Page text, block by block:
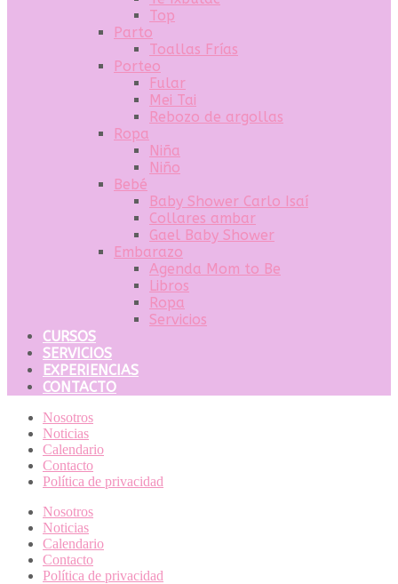
Top
Parto
Toallas Frías
Porteo
Fular
Mei Tai
Rebozo de argollas
Ropa
Niña
Niño
Bebé
Baby Shower Carlo Isaí
Collares ambar
Gael Baby Shower
Embarazo
Agenda Mom to Be
Libros
Ropa
Servicios
CURSOS
SERVICIOS
EXPERIENCIAS
CONTACTO
Nosotros
Noticias
Calendario
Contacto
Política de privacidad
Nosotros
Noticias
Calendario
Contacto
Política de privacidad